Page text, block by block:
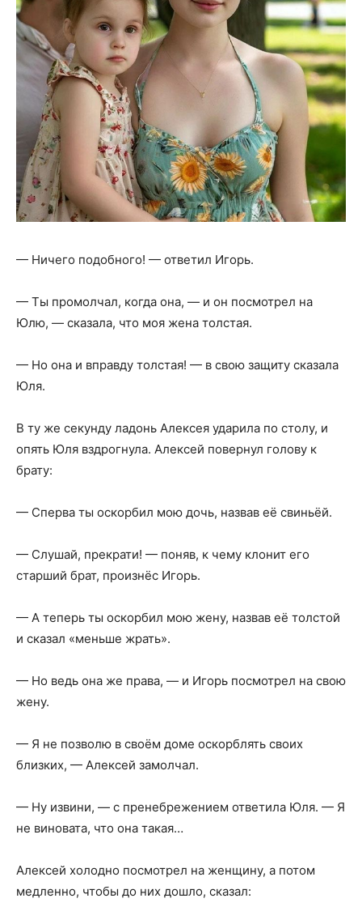
— Ничего подобного! — ответил Игорь.
— Ты промолчал, когда она, — и он посмотрел на
Юлю, — сказала, что моя жена толстая.
— Но она и вправду толстая! — в свою защиту сказала
Юля.
В ту же секунду ладонь Алексея ударила по столу, и
опять Юля вздрогнула. Алексей повернул голову к
брату:
— Сперва ты оскорбил мою дочь, назвав её свиньёй.
— Слушай, прекрати! — поняв, к чему клонит его
старший брат, произнёс Игорь.
— А теперь ты оскорбил мою жену, назвав её толстой
и сказал «меньше жрать».
— Но ведь она же права, — и Игорь посмотрел на свою
жену.
— Я не позволю в своём доме оскорблять своих
близких, — Алексей замолчал.
— Ну извини, — с пренебрежением ответила Юля. — Я
не виновата, что она такая…
Алексей холодно посмотрел на женщину, а потом
медленно, чтобы до них дошло, сказал: